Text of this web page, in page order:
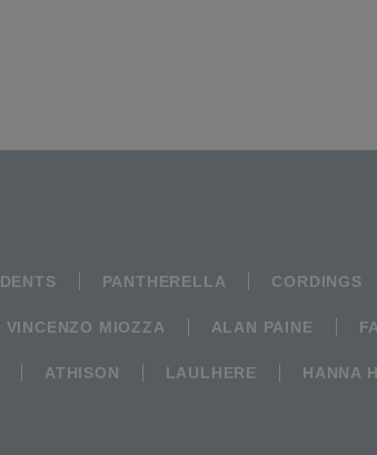
DENTS PANTHERELLA CORDINGS
VINCENZO MIOZZA ALAN PAINE
ATHISON LAULHERE HANNA